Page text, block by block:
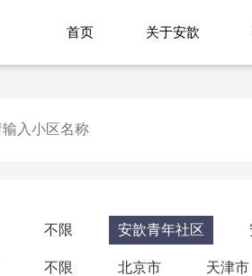
首页 关于安歆
不限 安歆青年社区
不限 北京市 天津市